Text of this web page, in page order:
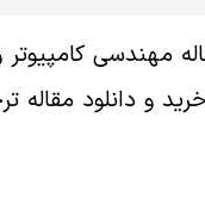
و دانلود مقاله